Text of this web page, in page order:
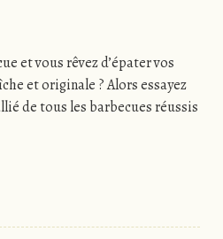
et vous rêvez d’épater vos
et originale ? Alors essayez
de tous les barbecues réussis